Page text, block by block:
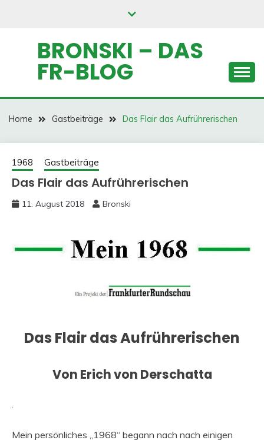
BRONSKI – DAS
FR-BLOG
Home Gastbeiträge Das Flair das Aufrührerischen
1968 Gastbeiträge
Das Flair das Aufrührerischen
11. August 2018 Bronski
Das Flair das Aufrührerischen
Von Erich von Derschatta
.
Mein persönliches „1968“ begann nach nach einigen